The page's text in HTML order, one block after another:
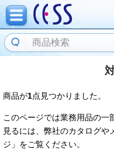
商品が1点見つかりました。
このページでは業務用品の一
見るには、弊社のカタログや
ジ」をご覧ください。